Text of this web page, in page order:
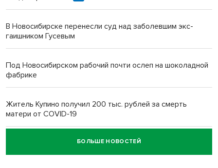
В Новосибирске перенесли суд над заболевшим экс-
гаишником Гусевым
Под Новосибирском рабочий почти ослеп на шоколадной
фабрике
Житель Купино получил 200 тыс. рублей за смерть
матери от COVID-19
Новосибирский суд наказал водителя за смерть
пенсионерки на вокзале
БОЛЬШЕ НОВОСТЕЙ